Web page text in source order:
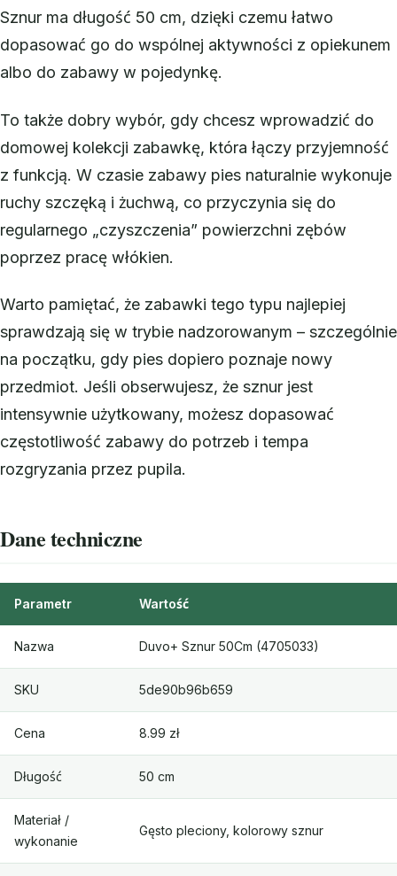
Sznur ma długość 50 cm, dzięki czemu łatwo
dopasować go do wspólnej aktywności z opiekunem
albo do zabawy w pojedynkę.
To także dobry wybór, gdy chcesz wprowadzić do
domowej kolekcji zabawkę, która łączy przyjemność
z funkcją. W czasie zabawy pies naturalnie wykonuje
ruchy szczęką i żuchwą, co przyczynia się do
regularnego „czyszczenia” powierzchni zębów
poprzez pracę włókien.
Warto pamiętać, że zabawki tego typu najlepiej
sprawdzają się w trybie nadzorowanym – szczególnie
na początku, gdy pies dopiero poznaje nowy
przedmiot. Jeśli obserwujesz, że sznur jest
intensywnie użytkowany, możesz dopasować
częstotliwość zabawy do potrzeb i tempa
rozgryzania przez pupila.
Dane techniczne
Parametr Wartość
Nazwa Duvo+ Sznur 50Cm (4705033)
SKU 5de90b96b659
Cena 8.99 zł
Długość 50 cm
Materiał /
wykonanie
Gęsto pleciony, kolorowy sznur